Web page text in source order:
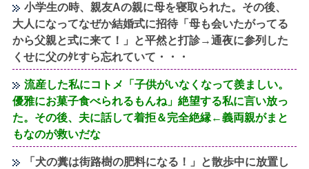
小学生の時、親友Aの親に母を寝取られた。その後、
大人になってなぜか結婚式に招待「母も会いたがってる
から父親と式に来て！」と平然と打診→通夜に参列した
くせに父のﾀﾋすら忘れていて・・・
流産した私にコトメ「子供がいなくなって羨ましい。
優雅にお菓子食べられるもんね」絶望する私に言い放っ
た。その後、夫に話して着拒＆完全絶縁←義両親がまと
もなのが救いだな
「犬の糞は街路樹の肥料になる！」と散歩中に放置し